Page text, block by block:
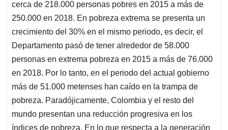
cerca de 218.000 personas pobres en 2015 a más de
250.000 en 2018. En pobreza extrema se presenta un
crecimiento del 30% en el mismo periodo, es decir, el
Departamento pasó de tener alrededor de 58.000
personas en extrema pobreza en 2015 a más de 76.000
en 2018. Por lo tanto, en el periodo del actual gobierno
más de 51.000 metenses han caído en la trampa de
pobreza. Paradójicamente, Colombia y el resto del
mundo presentan una reducción progresiva en los
índices de pobreza. En lo que respecta a la generación